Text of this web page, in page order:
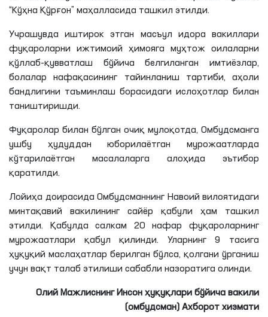
“Кўҳна Қўрғон” маҳалласида ташкил этилди.
Учрашувда иштирок этган масъул идора вакиллари
фуқароларни ижтимоий ҳимояга муҳтож оилаларни
қўллаб-қувватлаш бўйича белгиланган имтиёзлар,
болалар нафақасининг тайинланиш тартиби, аҳоли
бандлигини таъминлаш борасидаги ислоҳотлар билан
таништиришди.
Фуқаролар билан бўлган очиқ мулоқотда, Омбудсманга
ушбу ҳудуддан юборилаётган мурожаатларда
кўтарилаётган масалаларга алоҳида эътибор
қаратилди.
Лойиҳа доирасида Омбудсманнинг Навоий вилоятидаги
минтақавий вакилининг сайёр қабули ҳам ташкил
этилди. Қабулда салкам 20 нафар фуқароларнинг
мурожаатлари қабул қилинди. Уларнинг 9 тасига
ҳуқуқий маслаҳатлар берилган бўлса, қолгани ўрганиш
учун вақт талаб этилиши сабабли назоратига олинди.
Олий Мажлиснинг Инсон ҳуқуқлари бўйича вакили
(омбудсман) Ахборот хизмати